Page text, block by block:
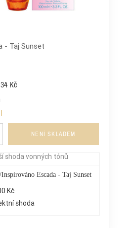
- Taj Sunset
Kč
NENÍ SKLADEM
shoda vonných tónů
Escada - Taj Sunset
Kč
shoda